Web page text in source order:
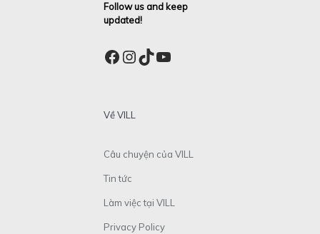
Follow us and keep
updated!
Facebook
Instagram
TikTok
YouTube
Về VILL
Câu chuyện của VILL
Tin tức
Làm việc tại VILL
Privacy Policy